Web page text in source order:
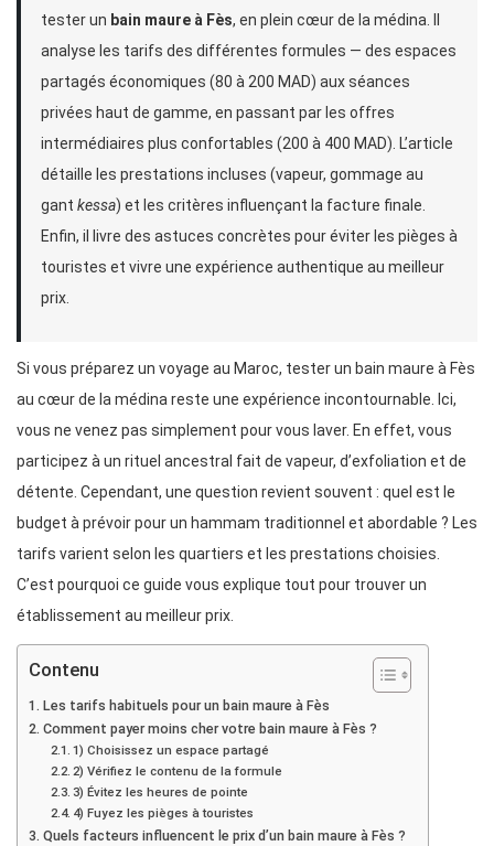
tester un bain maure à Fès, en plein cœur de la médina. Il
analyse les tarifs des différentes formules — des espaces
partagés économiques (80 à 200 MAD) aux séances
privées haut de gamme, en passant par les offres
intermédiaires plus confortables (200 à 400 MAD). L’article
détaille les prestations incluses (vapeur, gommage au
gant kessa) et les critères influençant la facture finale.
Enfin, il livre des astuces concrètes pour éviter les pièges à
touristes et vivre une expérience authentique au meilleur
prix.
Si vous préparez un voyage au Maroc, tester un bain maure à Fès
au cœur de la médina reste une expérience incontournable. Ici,
vous ne venez pas simplement pour vous laver. En effet, vous
participez à un rituel ancestral fait de vapeur, d’exfoliation et de
détente. Cependant, une question revient souvent : quel est le
budget à prévoir pour un hammam traditionnel et abordable ? Les
tarifs varient selon les quartiers et les prestations choisies.
C’est pourquoi ce guide vous explique tout pour trouver un
établissement au meilleur prix.
Contenu
Les tarifs habituels pour un bain maure à Fès
Comment payer moins cher votre bain maure à Fès ?
1) Choisissez un espace partagé
2) Vérifiez le contenu de la formule
3) Évitez les heures de pointe
4) Fuyez les pièges à touristes
Quels facteurs influencent le prix d’un bain maure à Fès ?